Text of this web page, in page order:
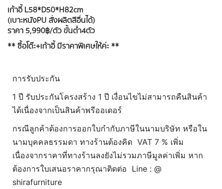
เก้าอี้ L58*D50*H82cm⁣
(เบาะหนังPU สั่งผลิตสีอื่นได้)⁣
ราคา 5,990฿/ตัว ขั้นต่ำ4ตัว⁣
** ซื้อโต๊ะ+เก้าอี้ มีราคาพิเศษให้ค่ะ **⁣
การรับประกัน
1 ปี รับประกันโครงสร้าง 1 ปี เงื่อนไขไม่สามารถคืนสินค้า
ได้เนื่องจากเป็นสินค้าพรีออเดอร์
กรณีลูกค้าต้องการออกใบกำกับภาษีในนามบริษัท หรือใน
นามบุคคลธรรมดา ทางร้านต้องคิด VAT 7 % เพิ่ม
เนื่องจากราคาที่ทางร้านลงยังไม่รวมภาษีมูลค่าเพิ่ม หาก
ต้องการใบเสนอราคากรุณาติดต่อ Line : @
shirafurniture